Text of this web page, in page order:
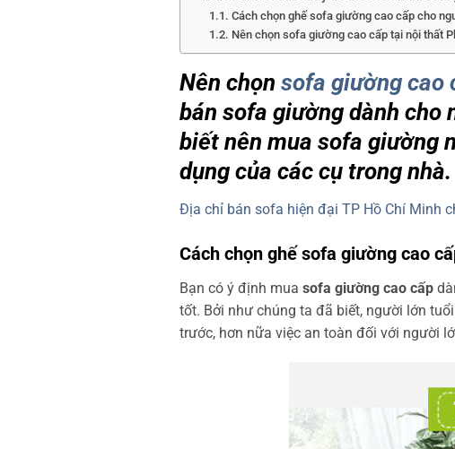
Cách chọn ghế sofa giường cao cấp cho
Nên chọn sofa giường cao cấp tại nội thất
Nên chọn sofa giường cao
bán sofa giường dành cho
biết nên mua sofa giường
dụng của các cụ trong nhà.
Địa chỉ bán sofa hiện đại TP Hồ Chí Minh
Cách chọn ghế sofa giường cao
Bạn có ý định mua sofa giường cao cấp
tốt. Bởi như chúng ta đã biết, người lớn
trước, hơn nữa việc an toàn đối với người